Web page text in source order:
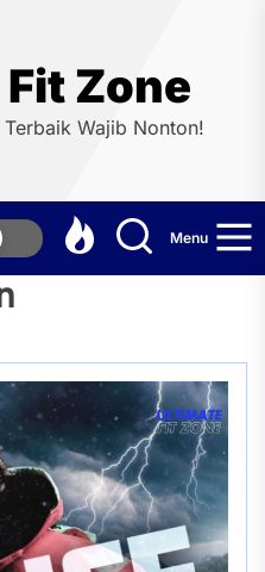
Zone
Wajib Nonton!
Menu